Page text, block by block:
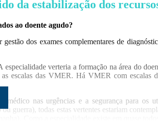
da estabilização dos
ao doente agudo?
dos exames complementares de
verteria a formação na área do
escalas das VMER. Há VMER com escalas
nas urgências e a segurança para os
guerra), todas estas vertentes estariam